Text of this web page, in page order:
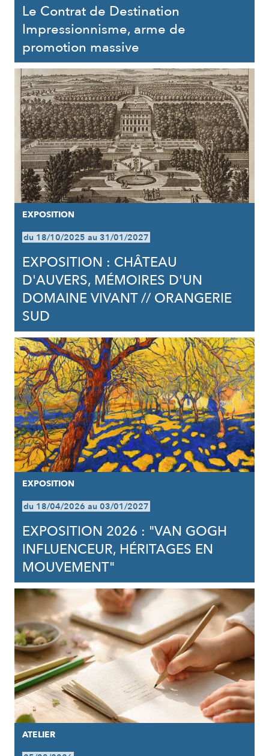
Le Contrat de Destination
Impressionnisme, arme de
promotion massive
EXPOSITION
du 18/10/2025 au 31/01/2027
EXPOSITION : CHÂTEAU
D'AUVERS, MÉMOIRES D'UN
DOMAINE VIVANT // ORANGERIE
SUD
EXPOSITION
du 18/04/2026 au 03/01/2027
EXPOSITION 2026 : "VAN GOGH
INFLUENCEUR, HÉRITAGES EN
MOUVEMENT"
ATELIER